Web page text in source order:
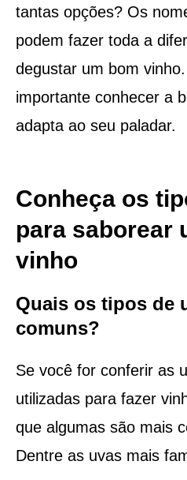
tantas opções? Os
podem fazer toda a
degustar um bom
importante conhecer a
adapta ao seu paladar.
Conheça os
para saborear
vinho
Quais os tipos de
comuns?
Se você for conferir as
utilizadas para fazer
que algumas são mais
Dentre as uvas mais